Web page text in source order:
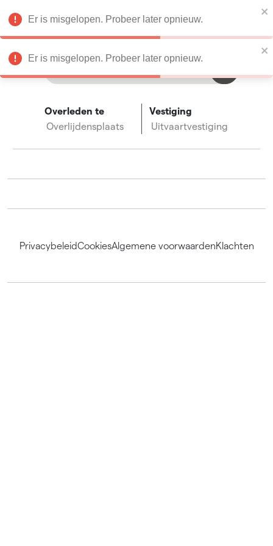
Er is misgelopen. Probeer later opnieuw.
Er is misgelopen. Probeer later opnieuw.
Condoleances
Overleden te
Overlijdensplaats
Vestiging
Uitvaartvestiging
PrivacybeleidCookiesAlgemene voorwaardenKlachten